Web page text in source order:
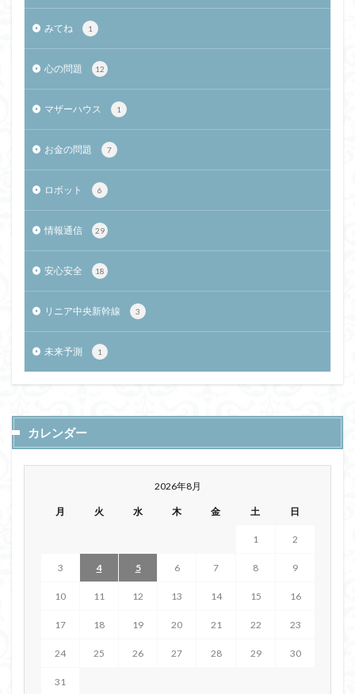
みてね 1
心の問題 12
マザーハウス 1
お金の問題 7
ロボット 6
情報通信 29
安心安全 18
リニア中央新幹線 3
未来予測 1
カレンダー
2026年8月
月 火 水 木 金 土 日
1 2
3 4 5 6 7 8 9
10 11 12 13 14 15 16
17 18 19 20 21 22 23
24 25 26 27 28 29 30
31